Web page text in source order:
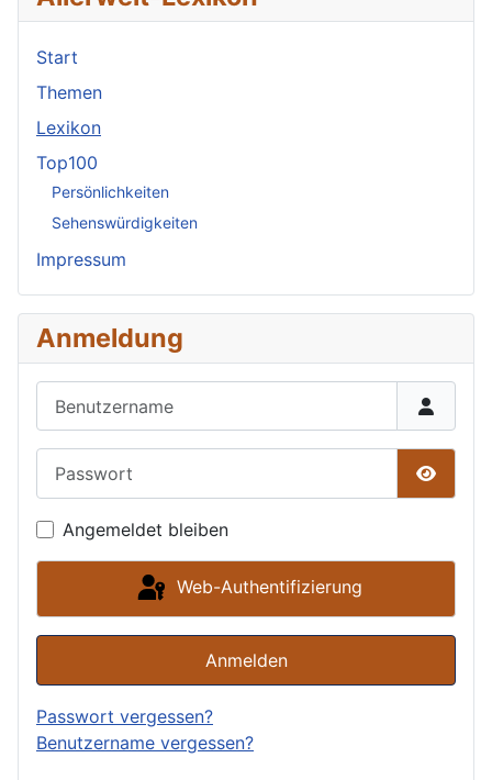
Start
Themen
Lexikon
Top100
Persönlichkeiten
Sehenswürdigkeiten
Impressum
Anmeldung
Angemeldet bleiben
Web-Authentifizierung
Anmelden
Passwort vergessen?
Benutzername vergessen?